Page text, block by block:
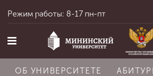
Режим работы: 8-17 пн-пт
ОБ УНИВЕРСИТЕТЕ